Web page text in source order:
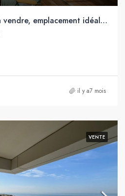
Magnifique 4 pièces à vendre, emplacement idéal ! à quelques mètres de la plage, Hayarkon, Tel Aviv
il y a7 mois
VENTE